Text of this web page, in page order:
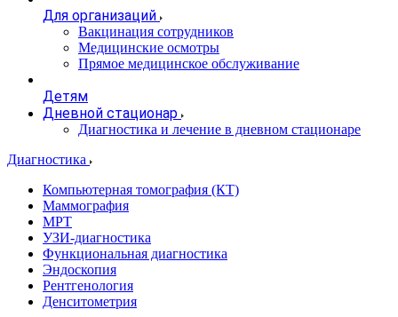
Для организаций
Вакцинация сотрудников
Медицинские осмотры
Прямое медицинское обслуживание
Детям
Дневной стационар
Диагностика и лечение в дневном стационаре
Диагностика
Компьютерная томография (КТ)
Маммография
МРТ
УЗИ-диагностика
Функциональная диагностика
Эндоскопия
Рентгенология
Денситометрия